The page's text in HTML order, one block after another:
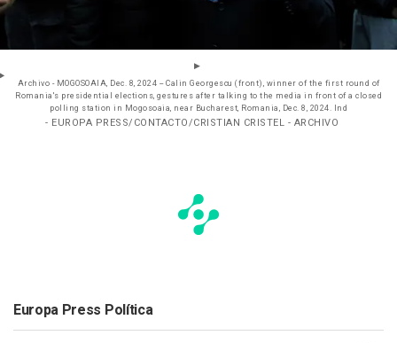
Archivo - MOGOSOAIA, Dec. 8, 2024 -- Calin Georgescu (front), winner of the first round of
Romania's presidential elections, gestures after talking to the media in front of a closed
polling station in Mogosoaia, near Bucharest, Romania, Dec. 8, 2024. Ind
- EUROPA PRESS/CONTACTO/CRISTIAN CRISTEL - ARCHIVO
Europa Press Política